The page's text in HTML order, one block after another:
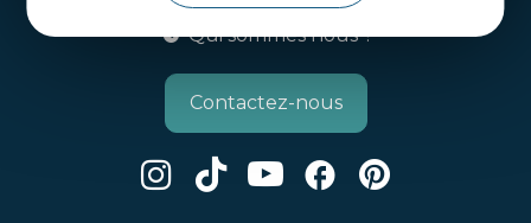
Qui sommes nous ?
Contactez-nous